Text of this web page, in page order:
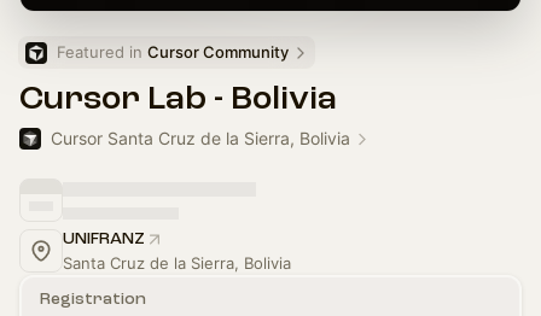
Featured in Cursor Community
Cursor Lab - Bolivia
Cursor Santa Cruz de la Sierra, Bolivia
UNIFRANZ
Santa Cruz de la Sierra, Bolivia
Registration